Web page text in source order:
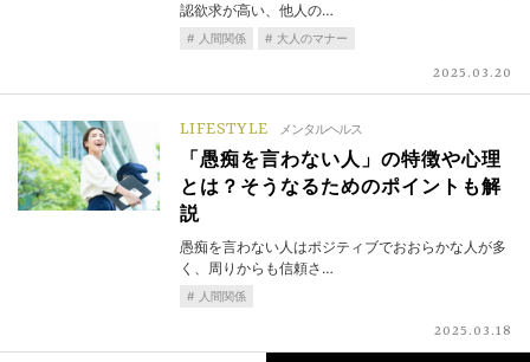
認欲求が高い、他人の…
人間関係 大人のマナー
2025.03.20
LIFESTYLE メンタルヘルス
「愚痴を言わない人」の特徴や心理
とは？そうなるためのポイントも解
説
愚痴を言わない人はポジティブでおおらかな人が多
く、周りからも信頼さ…
人間関係
2025.03.18